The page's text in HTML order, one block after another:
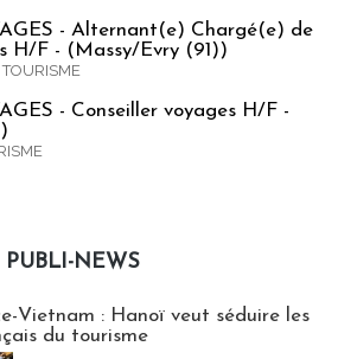
- Alternant(e) Chargé(e) de
H/F - (Massy/Evry (91))
- Conseiller voyages H/F -
PUBLI-NEWS
Vietnam : Hanoï veut séduire les
du tourisme